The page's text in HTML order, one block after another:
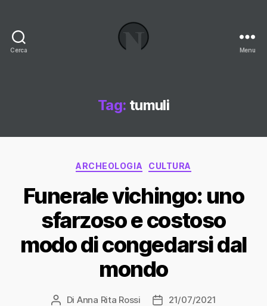
Cerca
Blog
Menu
Tag: tumuli
Categorie
ARCHEOLOGIA CULTURA
Funerale vichingo: uno
sfarzoso e costoso
modo di congedarsi dal
mondo
Autore
Di Anna Rita Rossi
Data21/07/2021